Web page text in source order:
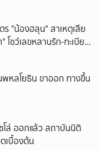
ร "น้องฮลุน" สาเหตุเสีย
ชว์เลขหลานรัก-ทะเบียน
หลโยธิน ขาออก ทางขึ้น
ล่ ออกแล้ว สถาบันนิติ
เบื้องต้น